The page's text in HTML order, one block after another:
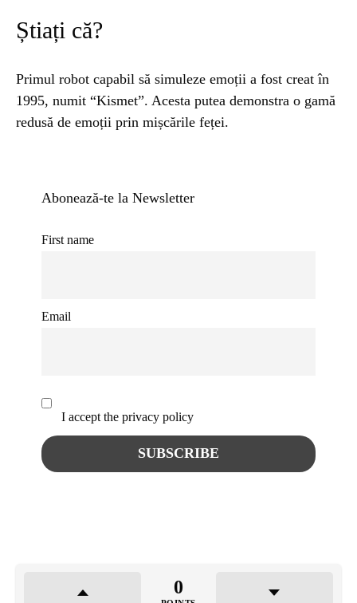
Știați că?
Primul robot capabil să simuleze emoții a fost creat în
1995, numit “Kismet”. Acesta putea demonstra o gamă
redusă de emoții prin mișcările feței.
Abonează-te la Newsletter
First name
Email
I accept the privacy policy
0